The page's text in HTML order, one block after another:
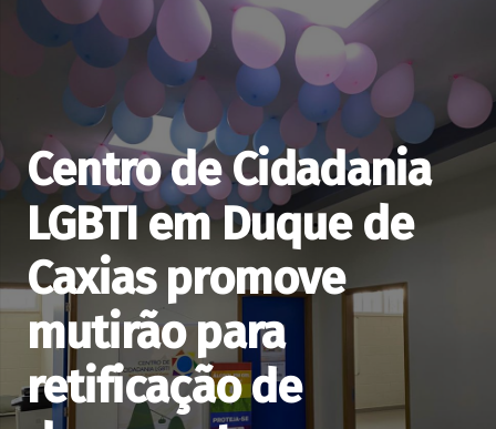
Centro de Cidadania
LGBTI em Duque de
Caxias promove
mutirão para
retificação de